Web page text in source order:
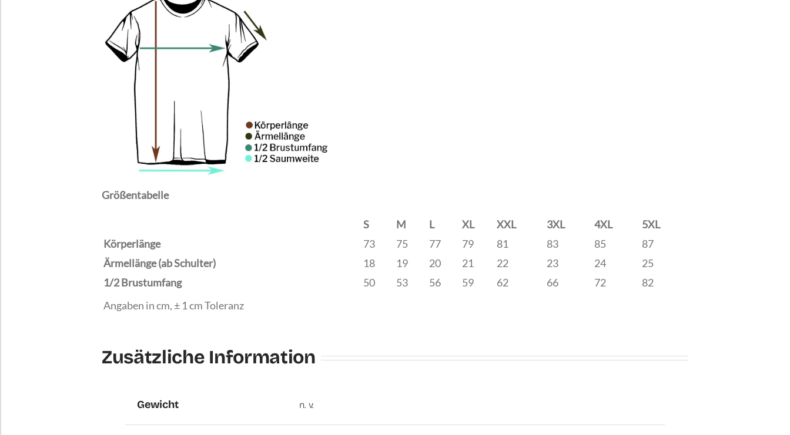
Größentabelle
S M L XL XXL 3XL 4XL
5XL
Körperlänge
73 75 77 79 81 83 85
87
Ärmellänge (ab Schulter)
18 19 20 21 22 23 24
25
1/2 Brustumfang
50 53 56 59 62 66 72
82
Angaben in cm, ± 1 cm Toleranz
Zusätzliche Information
Gewicht n. v.